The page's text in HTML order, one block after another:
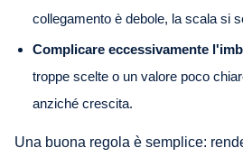
collegamento è debole, la scala si
Complicare eccessivamente
troppe scelte o un valore poco
anziché crescita.
Una buona regola è semplice: